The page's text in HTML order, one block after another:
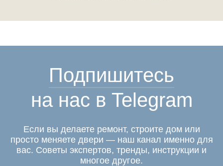
Подпишитесь
на нас в Telegram
Если вы делаете ремонт, строите дом или
просто меняете двери — наш канал именно для
вас. Советы экспертов, тренды, инструкции и
многое другое.